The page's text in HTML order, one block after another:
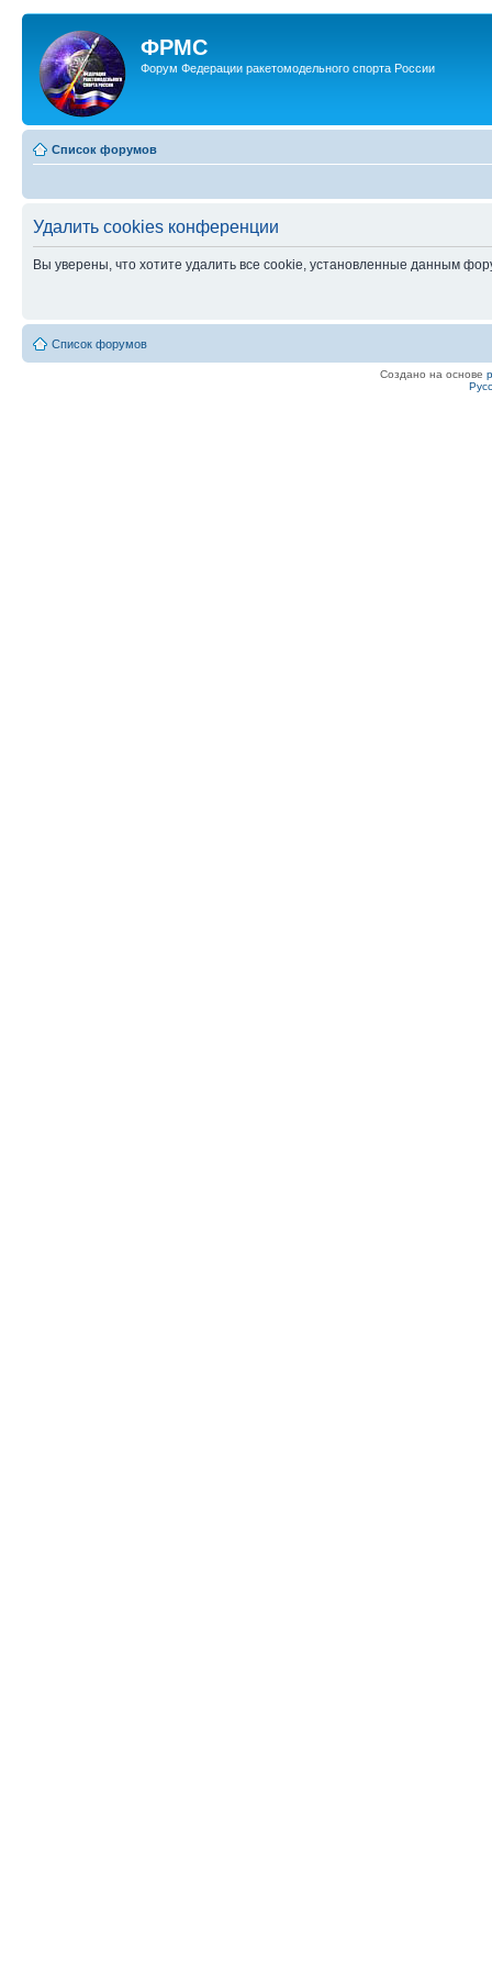
ФРМС
Форум Федерации ракетомодельного спорта России
Список форумов
Удалить cookies конференции
Вы уверены, что хотите удалить все cookie, установленные данным
Список форумов
Создано на основе